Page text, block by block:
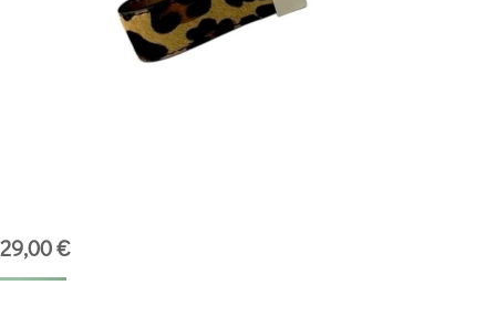
29,00€